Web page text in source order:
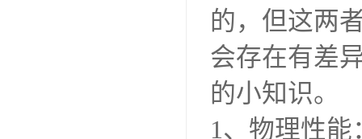
的，但这两
会存在有差
的小知识。
1、物理性能